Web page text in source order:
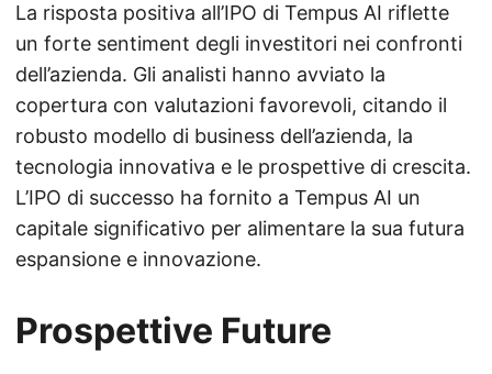
La risposta positiva all’IPO di Tempus AI riflette
un forte sentiment degli investitori nei confronti
dell’azienda. Gli analisti hanno avviato la
copertura con valutazioni favorevoli, citando il
robusto modello di business dell’azienda, la
tecnologia innovativa e le prospettive di crescita.
L’IPO di successo ha fornito a Tempus AI un
capitale significativo per alimentare la sua futura
espansione e innovazione.
Prospettive Future